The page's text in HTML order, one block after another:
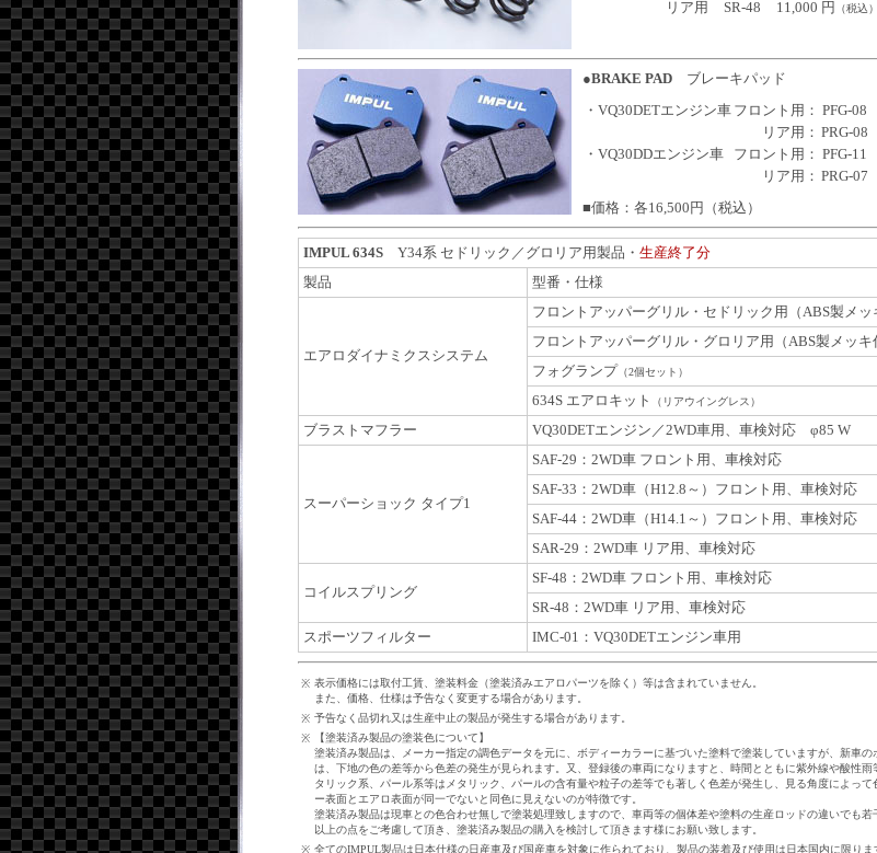
リア用
SR-48 11,000 円 （税込）
●BRAKE PAD ブレーキパッド
・VQ30DETエンジン車 フロント用： PFG-08
リア用： PRG-08
・VQ30DDエンジン車
フロント用： PFG-11
リア用： PRG-07
■価格：各16,500円（税込）
IMPUL 634S Y34系 セドリック／グロリア用製品・ 生産終了分
製品
型番・仕様
エアロダイナミクスシステム
フロントアッパーグリル・セドリック用（ABS製メッ
フロントアッパーグリル・グロリア用（ABS製メッキ
フォグランプ （2個セット）
634S エアロキット （リアウイングレス）
ブラストマフラー VQ30DETエンジン／2WD車用、車検対応 φ85 W
スーパーショック タイプ1
SAF-29：2WD車 フロント用、車検対応
SAF-33：2WD車（H12.8～）フロント用、車検対応
SAF-44：2WD車（H14.1～）フロント用、車検対応
SAR-29：2WD車 リア用、車検対応
コイルスプリング
SF-48：2WD車 フロント用、車検対応
SR-48：2WD車 リア用、車検対応
スポーツフィルター IMC-01：VQ30DETエンジン車用
※ 表示価格には取付工賃、塗装料金（塗装済みエアロパーツを除く）等は含まれていません。
また、価格、仕様は予告なく変更する場合があります。
※ 予告なく品切れ又は生産中止の製品が発生する場合があります。
※
【塗装済み製品の塗装色について】
塗装済み製品は、メーカー指定の調色データを元に、ボディーカラーに基づいた塗料で塗装していますが、新車
は、下地の色の差等から色差の発生が見られます。又、登録後の車両になりますと、時間とともに紫外線や酸性
タリック系、パール系等はメタリック、パールの含有量や粒子の差等でも著しく色差が発生し、見る角度によっ
ー表面とエアロ表面が同一でないと同色に見えないのが特徴です。
塗装済み製品は現車との色合わせ無しで塗装処理致しますので、車両等の個体差や塗料の生産ロッドの違いでも若
以上の点をご考慮して頂き、塗装済み製品の購入を検討して頂きます様にお願い致します。
※ 全てのIMPUL製品は日本仕様の日産車及び国産車を対象に作られており、製品の装着及び使用は日本国内に限り